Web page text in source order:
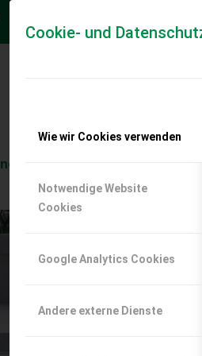
Cookie- und
Wie wir Cookies verwenden
Notwendige Website
Cookies
Google Analytics Cookies
Andere externe Dienste
der Firma